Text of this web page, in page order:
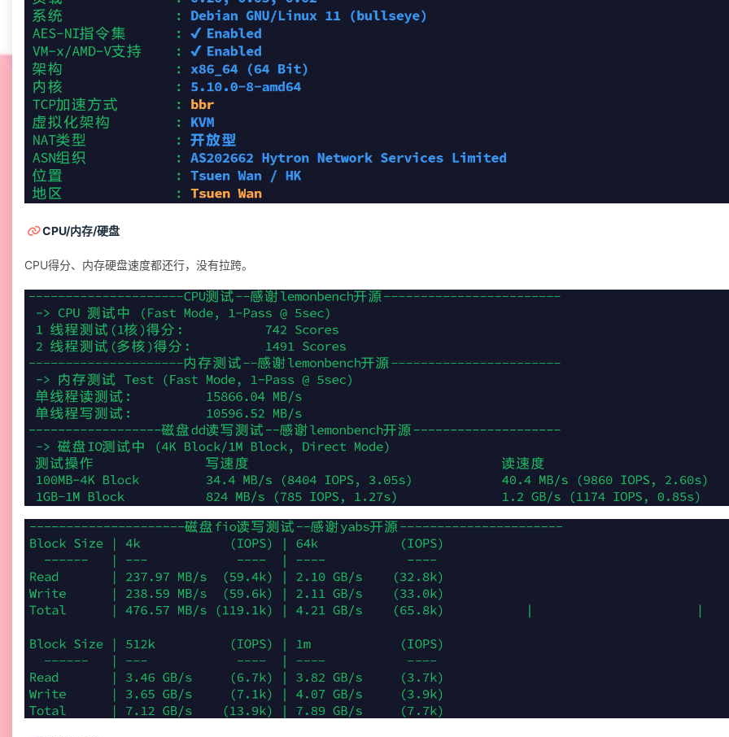
CPU/内存/硬盘
CPU得分、内存硬盘速度都还行，没有拉跨。